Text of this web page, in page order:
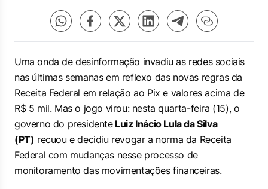
Uma onda de desinformação invadiu as redes sociais
nas últimas semanas em reflexo das novas regras da
Receita Federal em relação ao Pix e valores acima de
R$ 5 mil. Mas o jogo virou: nesta quarta-feira (15), o
governo do presidenteLuiz Inácio Lula da Silva
(PT) recuou e decidiu revogar a norma da Receita
Federal com mudanças nesse processo de
monitoramento das movimentações financeiras.